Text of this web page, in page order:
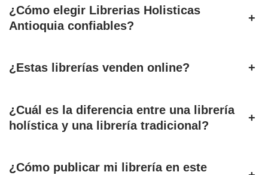
¿Cómo elegir Librerias Holisticas
Antioquia confiables?
+
¿Estas librerías venden online? +
¿Cuál es la diferencia entre una librería
holística y una librería tradicional?
+
¿Cómo publicar mi librería en este